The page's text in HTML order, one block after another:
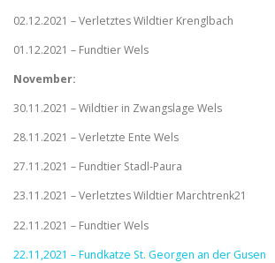
02.12.2021 – Verletztes Wildtier Krenglbach
01.12.2021 – Fundtier Wels
November:
30.11.2021 – Wildtier in Zwangslage Wels
28.11.2021 – Verletzte Ente Wels
27.11.2021 – Fundtier Stadl-Paura
23.11.2021 – Verletztes Wildtier Marchtrenk21
22.11.2021 – Fundtier Wels
22.11,2021 – Fundkatze St. Georgen an der Gusen